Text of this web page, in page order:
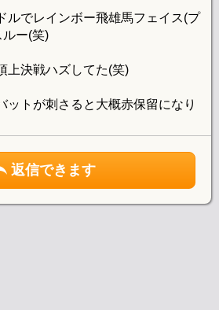
ルでレインボー飛雄馬フェイス(プ
ルー(笑)
上決戦ハズしてた(笑)
ットが刺さると大概赤保留になり
返信できます